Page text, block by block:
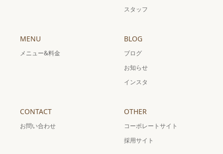
スタッフ
MENU
メニュー&料金
BLOG
ブログ
お知らせ
インスタ
CONTACT
お問い合わせ
OTHER
コーポレートサイト
採用サイト